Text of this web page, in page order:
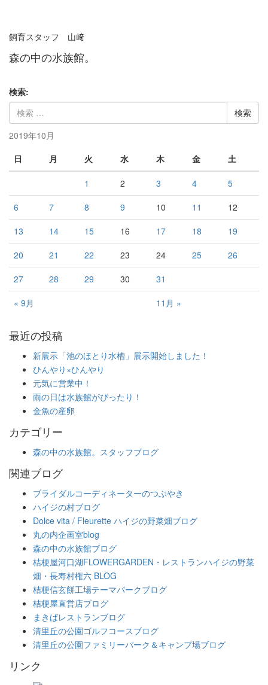
飼育スタッフ 山﨑
森の中の水族館。
検索:
2019年10月
日
月 火 水 木 金 土
« 9月 11月 »
1 2 3 4
5
6
7 8 9 10 11
12
13
14 15 16 17 18
19
20
21 22 23 24 25
26
27
28 29 30 31
最近の投稿
新展示「池のほとり水槽」展示開始しました！
ひんやり×ひんやり
元気に営業中！
雨の日は水族館がぴったり！
金魚の産卵
カテゴリー
森の中の水族館。スタッフブログ
関連ブログ
ブライダルコーディネーターのつぶやき
ハイジの村ブログ
Dolce vita / Fleurette ハイジの野菜畑ブログ
丸の内企画室blog
森の中の水族館ブログ
桔梗屋河口湖FLOWERGARDEN・レストランハイジの野菜
畑・長寿村権六 BLOG
桔梗信玄餅工場テーマパークブログ
桔梗屋直営店ブログ
まきばレストランブログ
清里丘の公園ゴルフコースブログ
清里丘の公園ファミリーパーク＆キャンプ場ブログ
リンク